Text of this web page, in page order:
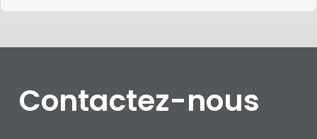
Contactez-nous